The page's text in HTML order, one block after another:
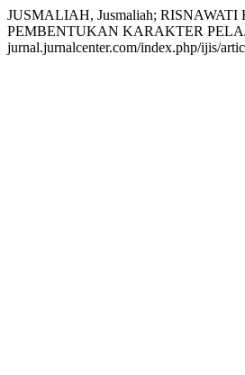
JUSMALIAH, Jusmaliah;
PEMBENTUKAN KARAKTER
jurnal.jurnalcenter.com/index.php/ijis/